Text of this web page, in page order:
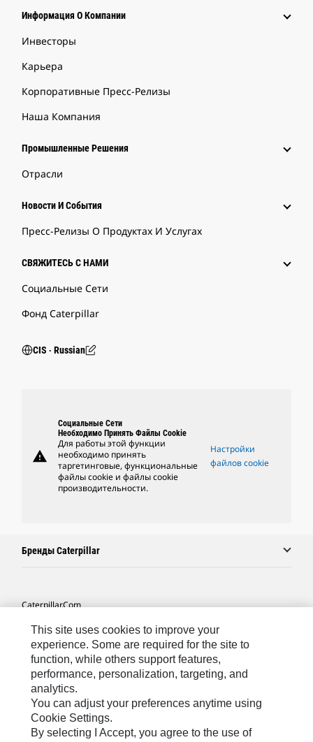
Информация О Компании
Инвесторы
Карьера
Корпоративные Пресс-Релизы
Наша Компания
Промышленные Решения
Отрасли
Новости И События
Пресс-Релизы О Продуктах И Услугах
СВЯЖИТЕСЬ С НАМИ
Социальные Сети
Фонд Caterpillar
CIS ‧ Russian
warning
Социальные Сети
Необходимо Принять Файлы Cookie
Для работы этой функции
необходимо принять
таргетинговые, функциональные
файлы cookie и файлы cookie
производительности.
Настройки
файлов cookie
Бренды Caterpillar
Caterpillar.com
Связаться С Caterpillar
Карта Сайта
Cookie Settings
Юридическая Информация
Конфиденциальность Личных Данных
This site uses cookies to improve your
experience. Some are required for the site to
function, while others support features,
performance, personalization, targeting, and
analytics.
You can adjust your preferences anytime using
Cookie Settings.
By selecting I Accept, you agree to the use of